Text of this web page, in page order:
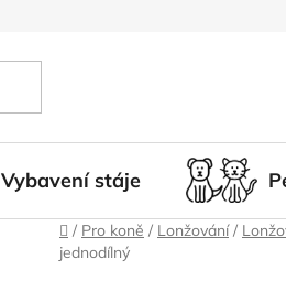
Doprava a
Vybavení stáje
Domů
/ Pro koně / Lonžování /
jednodílný